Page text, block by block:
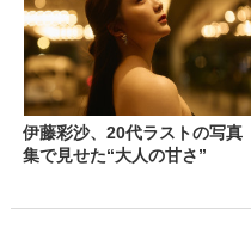
伊藤彩沙、20代ラストの写真
集で見せた“大人の甘さ”